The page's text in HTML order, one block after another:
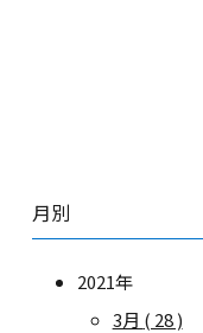
月別
2021年
3月 ( 28 )